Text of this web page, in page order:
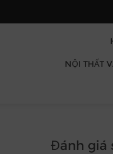
NỘI THẤT
Đánh giá